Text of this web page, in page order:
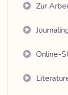
Zur
Online-